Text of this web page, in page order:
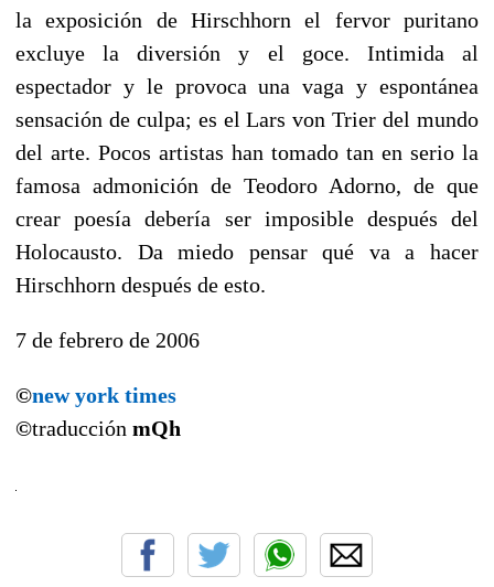
la exposición de Hirschhorn el fervor puritano
excluye la diversión y el goce. Intimida al
espectador y le provoca una vaga y espontánea
sensación de culpa; es el Lars von Trier del mundo
del arte. Pocos artistas han tomado tan en serio la
famosa admonición de Teodoro Adorno, de que
crear poesía debería ser imposible después del
Holocausto. Da miedo pensar qué va a hacer
Hirschhorn después de esto.
7 de febrero de 2006
©new york times
©traducción mQh